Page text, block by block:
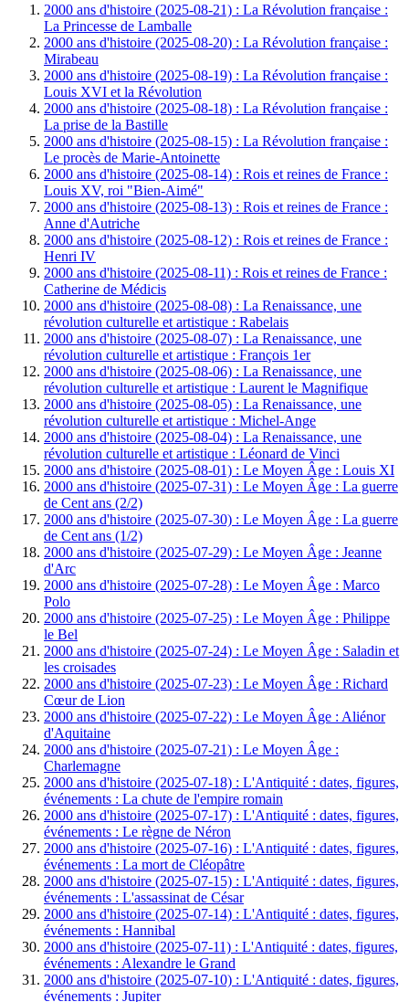
2000 ans d'histoire (2025-08-21) : La Révolution française :
La Princesse de Lamballe
2000 ans d'histoire (2025-08-20) : La Révolution française :
Mirabeau
2000 ans d'histoire (2025-08-19) : La Révolution française :
Louis XVI et la Révolution
2000 ans d'histoire (2025-08-18) : La Révolution française :
La prise de la Bastille
2000 ans d'histoire (2025-08-15) : La Révolution française :
Le procès de Marie-Antoinette
2000 ans d'histoire (2025-08-14) : Rois et reines de France :
Louis XV, roi "Bien-Aimé"
2000 ans d'histoire (2025-08-13) : Rois et reines de France :
Anne d'Autriche
2000 ans d'histoire (2025-08-12) : Rois et reines de France :
Henri IV
2000 ans d'histoire (2025-08-11) : Rois et reines de France :
Catherine de Médicis
2000 ans d'histoire (2025-08-08) : La Renaissance, une
révolution culturelle et artistique : Rabelais
2000 ans d'histoire (2025-08-07) : La Renaissance, une
révolution culturelle et artistique : François 1er
2000 ans d'histoire (2025-08-06) : La Renaissance, une
révolution culturelle et artistique : Laurent le Magnifique
2000 ans d'histoire (2025-08-05) : La Renaissance, une
révolution culturelle et artistique : Michel-Ange
2000 ans d'histoire (2025-08-04) : La Renaissance, une
révolution culturelle et artistique : Léonard de Vinci
2000 ans d'histoire (2025-08-01) : Le Moyen Âge : Louis XI
2000 ans d'histoire (2025-07-31) : Le Moyen Âge : La guerre
de Cent ans (2/2)
2000 ans d'histoire (2025-07-30) : Le Moyen Âge : La guerre
de Cent ans (1/2)
2000 ans d'histoire (2025-07-29) : Le Moyen Âge : Jeanne
d'Arc
2000 ans d'histoire (2025-07-28) : Le Moyen Âge : Marco
Polo
2000 ans d'histoire (2025-07-25) : Le Moyen Âge : Philippe
le Bel
2000 ans d'histoire (2025-07-24) : Le Moyen Âge : Saladin et
les croisades
2000 ans d'histoire (2025-07-23) : Le Moyen Âge : Richard
Cœur de Lion
2000 ans d'histoire (2025-07-22) : Le Moyen Âge : Aliénor
d'Aquitaine
2000 ans d'histoire (2025-07-21) : Le Moyen Âge :
Charlemagne
2000 ans d'histoire (2025-07-18) : L'Antiquité : dates, figures,
événements : La chute de l'empire romain
2000 ans d'histoire (2025-07-17) : L'Antiquité : dates, figures,
événements : Le règne de Néron
2000 ans d'histoire (2025-07-16) : L'Antiquité : dates, figures,
événements : La mort de Cléopâtre
2000 ans d'histoire (2025-07-15) : L'Antiquité : dates, figures,
événements : L'assassinat de César
2000 ans d'histoire (2025-07-14) : L'Antiquité : dates, figures,
événements : Hannibal
2000 ans d'histoire (2025-07-11) : L'Antiquité : dates, figures,
événements : Alexandre le Grand
2000 ans d'histoire (2025-07-10) : L'Antiquité : dates, figures,
événements : Jupiter